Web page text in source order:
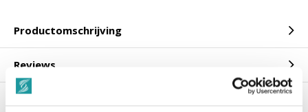
Productomschrijving
Reviews